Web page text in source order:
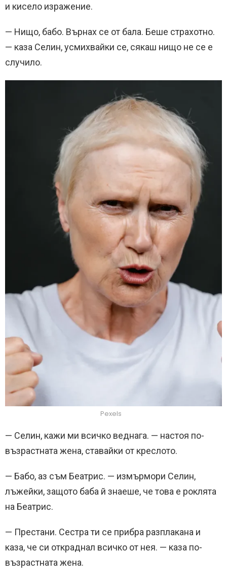
и кисело изражение.
— Нищо, бабо. Върнах се от бала. Беше страхотно.
— каза Селин, усмихвайки се, сякаш нищо не се е
случило.
Pexels
— Селин, кажи ми всичко веднага. — настоя по-
възрастната жена, ставайки от креслото.
— Бабо, аз съм Беатрис. — измърмори Селин,
лъжейки, защото баба й знаеше, че това е роклята
на Беатрис.
— Престани. Сестра ти се прибра разплакана и
каза, че си откраднал всичко от нея. — каза по-
възрастната жена.